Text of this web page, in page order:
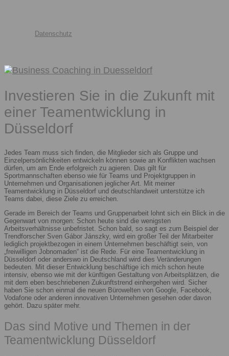
Datenschutz
Investieren Sie in die Zukunft mit
einer Teamentwicklung in
Düsseldorf
Jedes Team muss sich finden, die Mitglieder sich als Gruppe und
Einzelpersönlichkeiten entwickeln können sowie an Konflikten wachsen
dürfen, um am Ende erfolgreich zu agieren. Das gilt für
Sportmannschaften ebenso wie für Teams und Projektgruppen in
Unternehmen und Organisationen jeglicher Art. Mit meiner
Teamentwicklung in Düsseldorf und deutschlandweit unterstütze ich
Teams dabei, diese Ziele zu erreichen.
Gerade im Bereich der Teams und Gruppenarbeit lohnt sich ein Blick in die
Gegenwart von morgen: Schon heute sind die wenigsten
Arbeitsverhältnisse unbefristet. Schon bald, so sagt es zum Beispiel der
Trendforscher Sven Gábor Jánszky, wird ein großer Teil der Mitarbeiter
lediglich projektbezogen in einem Unternehmen beschäftigt sein, von
„freiwilligen Jobnomaden“ ist die Rede. Für eine Teamentwicklung in
Düsseldorf oder anderswo in Deutschland wird dies Veränderungen
bedeuten. Mit dieser Entwicklung beschäftige ich mich schon heute
intensiv, ebenso wie mit der künftigen Gestaltung von Arbeitsplätzen, die
mit dem eben beschriebenen Zukunftstrend einhergehen wird. Sicher
haben Sie schon einmal die neuen Bürowelten von Google, Facebook,
Vodafone oder anderen innovativen Unternehmen gesehen oder davon
gehört. Dazu später mehr.
Das sind Motive und Themen in der
Teamentwicklung Düsseldorf